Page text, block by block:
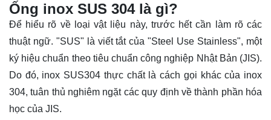
Ống inox SUS 304 là gì?
Để hiểu rõ về loại vật liệu này, trước hết cần làm rõ các
thuật ngữ. "SUS" là viết tắt của "Steel Use Stainless", một
ký hiệu chuẩn theo tiêu chuẩn công nghiệp Nhật Bản (JIS).
Do đó, inox SUS304 thực chất là cách gọi khác của inox
304, tuân thủ nghiêm ngặt các quy định về thành phần hóa
học của JIS.